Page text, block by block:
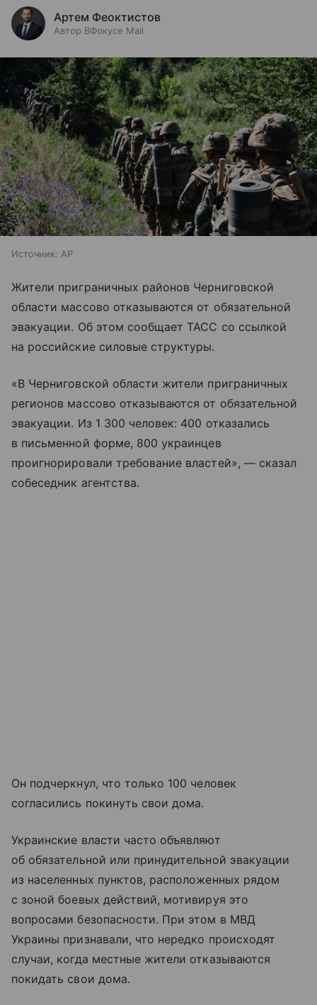
Артем Феоктистов
Автор ВФокусе Mail
Источник: AP
Жители приграничных районов Черниговской
области массово отказываются от обязательной
эвакуации. Об этом сообщает ТАСС со ссылкой
на российские силовые структуры.
«В Черниговской области жители приграничных
регионов массово отказываются от обязательной
эвакуации. Из 1 300 человек: 400 отказались
в письменной форме, 800 украинцев
проигнорировали требование властей», — сказал
собеседник агентства.
Он подчеркнул, что только 100 человек
согласились покинуть свои дома.
Украинские власти часто объявляют
об обязательной или принудительной эвакуации
из населенных пунктов, расположенных рядом
с зоной боевых действий, мотивируя это
вопросами безопасности. При этом в МВД
Украины признавали, что нередко происходят
случаи, когда местные жители отказываются
покидать свои дома.